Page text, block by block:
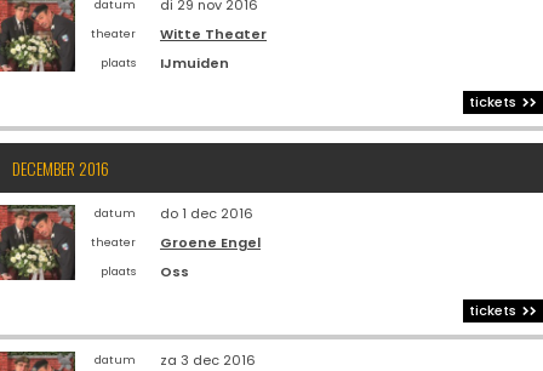
datum di 29 nov 2016
theater Witte Theater
plaats
IJmuiden
tickets
DECEMBER 2016
datum do 1 dec 2016
theater Groene Engel
plaats
Oss
tickets
datum za 3 dec 2016